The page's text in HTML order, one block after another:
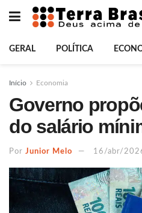
GERAL POLÍTICA
Início Economia
Governo
do salário
Por Junior Melo 16/abr/